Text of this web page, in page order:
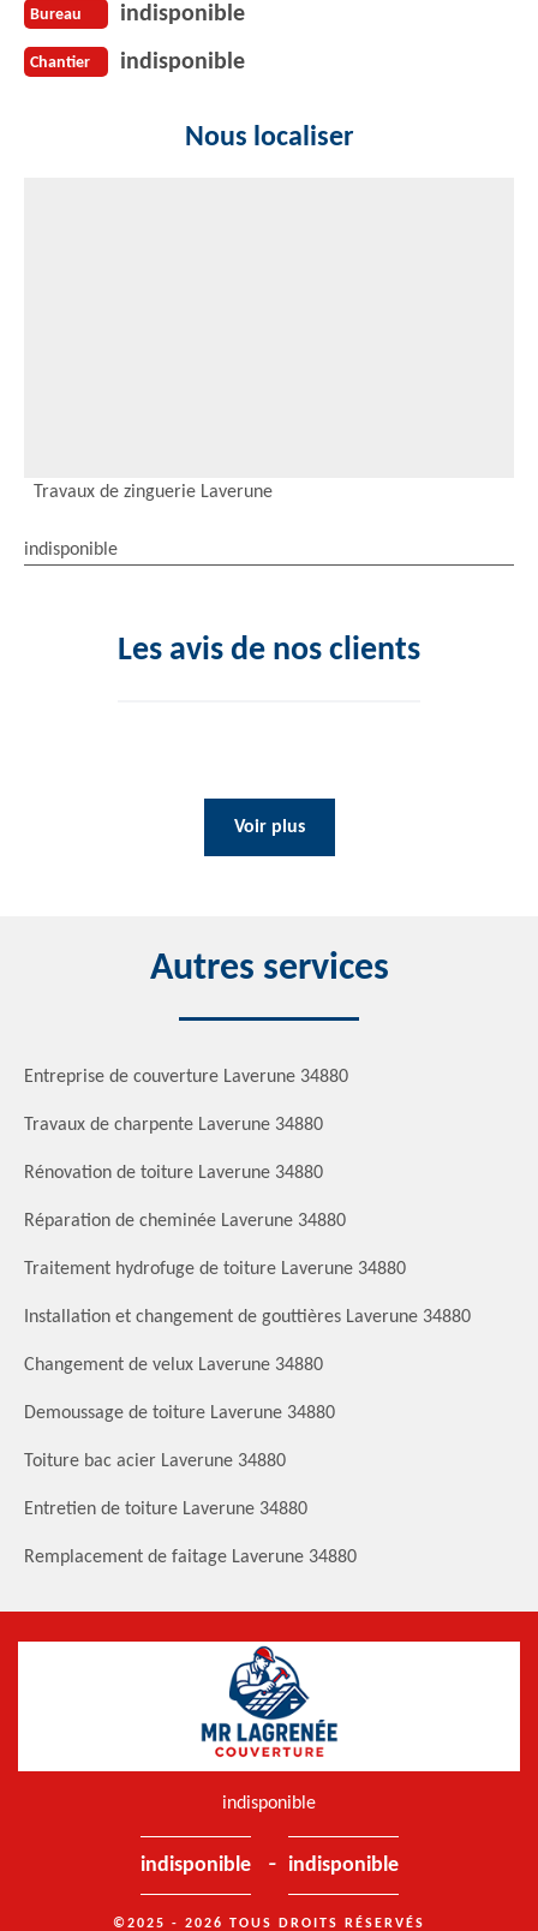
Bureau indisponible
Chantier indisponible
Nous localiser
Travaux de zinguerie Laverune
indisponible
Les avis de nos clients
Voir plus
Autres services
Entreprise de couverture Laverune 34880
Travaux de charpente Laverune 34880
Rénovation de toiture Laverune 34880
Réparation de cheminée Laverune 34880
Traitement hydrofuge de toiture Laverune 34880
Installation et changement de gouttières Laverune 34880
Changement de velux Laverune 34880
Demoussage de toiture Laverune 34880
Toiture bac acier Laverune 34880
Entretien de toiture Laverune 34880
Remplacement de faitage Laverune 34880
indisponible
indisponible - indisponible
©2025 - 2026 TOUS DROITS RÉSERVÉS